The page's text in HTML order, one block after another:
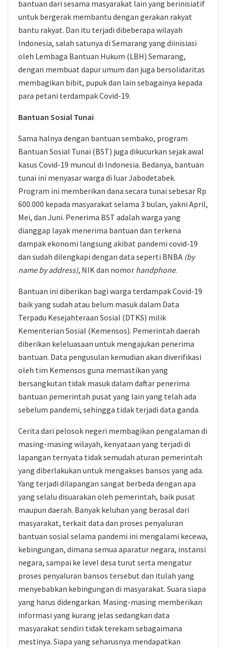
bantuan dari sesama masyarakat lain yang berinisiatif
untuk bergerak membantu dengan gerakan rakyat
bantu rakyat. Dan itu terjadi dibeberapa wilayah
Indonesia, salah satunya di Semarang yang diinisiasi
oleh Lembaga Bantuan Hukum (LBH) Semarang,
dengan membuat dapur umum dan juga bersolidaritas
membagikan bibit, pupuk dan lain sebagainya kepada
para petani terdampak Covid-19.
Bantuan Sosial Tunai
Sama halnya dengan bantuan sembako, program
Bantuan Sosial Tunai (BST) juga dikucurkan sejak awal
kasus Covid-19 muncul di Indonesia. Bedanya, bantuan
tunai ini menyasar warga di luar Jabodetabek.
Program ini memberikan dana secara tunai sebesar Rp
600.000 kepada masyarakat selama 3 bulan, yakni April,
Mei, dan Juni. Penerima BST adalah warga yang
dianggap layak menerima bantuan dan terkena
dampak ekonomi langsung akibat pandemi covid-19
dan sudah dilengkapi dengan data seperti BNBA (by
name by address), NIK dan nomor handphone.
Bantuan ini diberikan bagi warga terdampak Covid-19
baik yang sudah atau belum masuk dalam Data
Terpadu Kesejahteraan Sosial (DTKS) milik
Kementerian Sosial (Kemensos). Pemerintah daerah
diberikan keleluasaan untuk mengajukan penerima
bantuan. Data pengusulan kemudian akan diverifikasi
oleh tim Kemensos guna memastikan yang
bersangkutan tidak masuk dalam daftar penerima
bantuan pemerintah pusat yang lain yang telah ada
sebelum pandemi, sehingga tidak terjadi data ganda.
Cerita dari pelosok negeri membagikan pengalaman di
masing-masing wilayah, kenyataan yang terjadi di
lapangan ternyata tidak semudah aturan pemerintah
yang diberlakukan untuk mengakses bansos yang ada.
Yang terjadi dilapangan sangat berbeda dengan apa
yang selalu disuarakan oleh pemerintah, baik pusat
maupun daerah. Banyak keluhan yang berasal dari
masyarakat, terkait data dan proses penyaluran
bantuan sosial selama pandemi ini mengalami kecewa,
kebingungan, dimana semua aparatur negara, instansi
negara, sampai ke level desa turut serta mengatur
proses penyaluran bansos tersebut dan itulah yang
menyebabkan kebingungan di masyarakat. Suara siapa
yang harus didengarkan. Masing-masing memberikan
informasi yang kurang jelas sedangkan data
masyarakat sendiri tidak terekam sebagaimana
mestinya. Siapa yang seharusnya mendapatkan